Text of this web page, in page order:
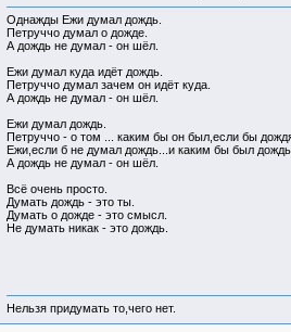
Однажды Ежи думал дождь.
Петруччо думал о дожде.
А дождь не думал - он шёл.
Ежи думал куда идёт дождь.
Петруччо думал зачем он идёт куда.
А дождь не думал - он шёл.
Ежи думал дождь.
Петруччо - о том ... каким бы он был,если бы
Ежи,если б не думал дождь...и каким бы был
А дождь не думал - он шёл.
Всё очень просто.
Думать дождь - это ты.
Думать о дожде - это смысл.
Не думать никак - это дождь.
Нельзя придумать то,чего нет.